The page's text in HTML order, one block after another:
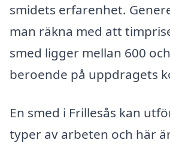
smidets erfarenhet.
man räkna med att
smed ligger mellan 600 och
beroende på uppdragets
En smed i Frillesås kan
typer av arbeten och här